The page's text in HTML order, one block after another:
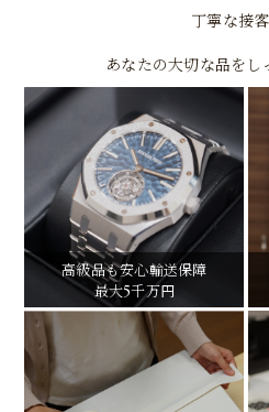
丁寧な接客
あなたの大切な品をし
高級品も安心輸送保障
最大5千万円